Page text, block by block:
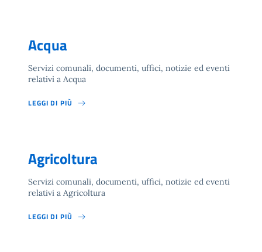
Acqua
Servizi comunali, documenti, uffici, notizie ed eventi
relativi a Acqua
LEGGI DI PIÙ
Agricoltura
Servizi comunali, documenti, uffici, notizie ed eventi
relativi a Agricoltura
LEGGI DI PIÙ